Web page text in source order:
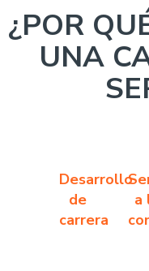
¿POR
UNA
Desarrollo
de
carrera
a